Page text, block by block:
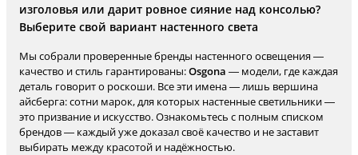
изголовья или дарит ровное сияние над консолью?
Выберите свой вариант настенного света
Мы собрали проверенные бренды настенного освещения —
качество и стиль гарантированы:Osgona — модели, где каждая
деталь говорит о роскоши. Все эти имена — лишь вершина
айсберга: сотни марок, для которых настенные светильники —
это призвание и искусство. Ознакомьтесь с полным списком
брендов — каждый уже доказал своё качество и не заставит
выбирать между красотой и надёжностью.